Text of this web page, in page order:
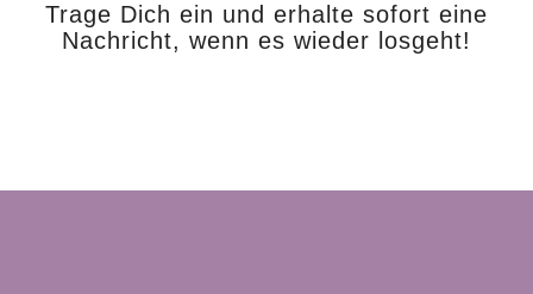
Trage Dich ein und erhalte sofort eine
Nachricht, wenn es wieder losgeht!